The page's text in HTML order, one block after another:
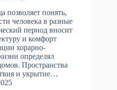
позволяет понять,
человека в разные
период вносит
и комфорт
хорарно-
определял
Пространства
и укрытие…